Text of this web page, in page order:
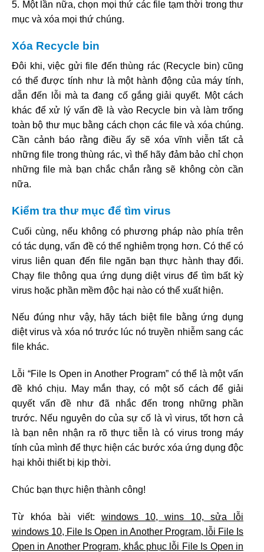
5. Một lần nữa, chọn mọi thứ các file tạm thời trong thư
mục và xóa mọi thứ chúng.
Xóa Recycle bin
Đôi khi, việc gửi file đến thùng rác (Recycle bin) cũng
có thể được tính như là một hành động của máy tính,
dẫn đến lỗi mà ta đang cố gắng giải quyết. Một cách
khác để xử lý vấn đề là vào Recycle bin và làm trống
toàn bộ thư mục bằng cách chọn các file và xóa chúng.
Cần cảnh báo rằng điều ấy sẽ xóa vĩnh viễn tất cả
những file trong thùng rác, vì thế hãy đảm bảo chỉ chọn
những file mà bạn chắc chắn rằng sẽ không còn cần
nữa.
Kiểm tra thư mục để tìm virus
Cuối cùng, nếu không có phương pháp nào phía trên
có tác dụng, vấn đề có thể nghiêm trọng hơn. Có thể có
virus liên quan đến file ngăn bạn thực hành thay đổi.
Chạy file thông qua ứng dụng diệt virus để tìm bất kỳ
virus hoặc phần mềm độc hại nào có thể xuất hiện.
Nếu đúng như vậy, hãy tách biệt file bằng ứng dụng
diệt virus và xóa nó trước lúc nó truyền nhiễm sang các
file khác.
Lỗi “File Is Open in Another Program” có thể là một vấn
đề khó chịu. May mắn thay, có một số cách để giải
quyết vấn đề như đã nhắc đến trong những phần
trước. Nếu nguyên do của sự cố là vì virus, tốt hơn cả
là bạn nên nhận ra rõ thực tiễn là có virus trong máy
tính của mình để thực hiện các bước xóa ứng dụng độc
hại khỏi thiết bị kịp thời.
Chúc bạn thực hiện thành công!
Từ khóa bài viết: windows 10, wins 10, sửa lỗi
windows 10, File Is Open in Another Program, lỗi File Is
Open in Another Program, khắc phục lỗi File Is Open in